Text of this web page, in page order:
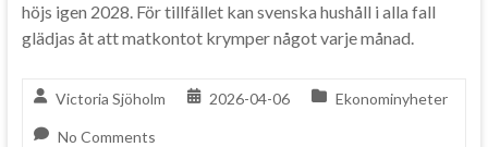
höjs igen 2028. För tillfället kan svenska hushåll i alla fall
glädjas åt att matkontot krymper något varje månad.
Victoria Sjöholm 2026-04-06 Ekonominyheter
No Comments